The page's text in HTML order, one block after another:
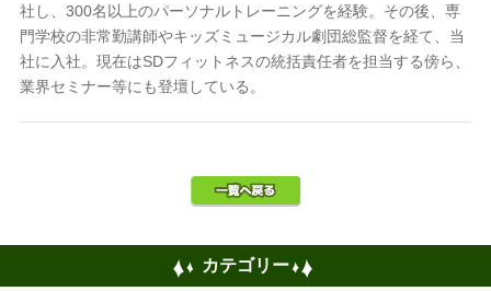
社し、300名以上のパーソナルトレーニングを経験。その後、専
門学校の非常勤講師やキッズミュージカル劇団総監督を経て、当
社に入社。現在はSDフィットネスの統括責任者を担当する傍ら、
業界セミナー等にも登壇している。
カテゴリー